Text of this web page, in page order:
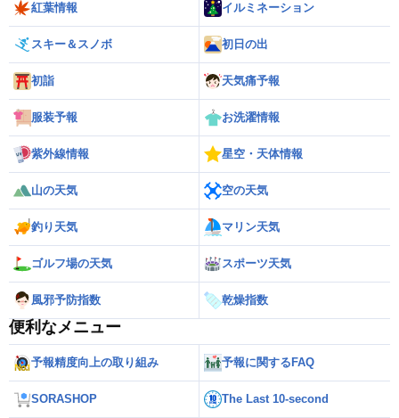
紅葉情報 イルミネーション
スキー＆スノボ 初日の出
初詣 天気痛予報
服装予報 お洗濯情報
紫外線情報 星空・天体情報
山の天気 空の天気
釣り天気 マリン天気
ゴルフ場の天気 スポーツ天気
風邪予防指数 乾燥指数
便利なメニュー
予報精度向上の取り組み 予報に関するFAQ
SORASHOP The Last 10-second